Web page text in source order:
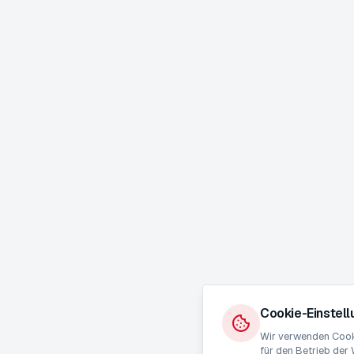
Cookie-
Wir verwenden
für den Betrieb der